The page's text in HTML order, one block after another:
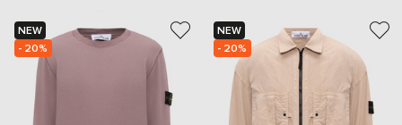
NEW
- 20%
NEW
- 20%